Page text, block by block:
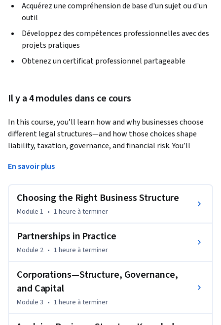
Acquérez une compréhension de base d'un sujet ou d'un
outil
Développez des compétences professionnelles avec des
projets pratiques
Obtenez un certificat professionnel partageable
Il y a 4 modules dans ce cours
In this course, you’ll learn how and why businesses choose
different legal structures—and how those choices shape
liability, taxation, governance, and financial risk. You’ll
proprietorships, partnerships, corporations, and limited
affects owners, investors, and advisors in real-world business
each business form, including ownership, authority, and
exposure to personal liability. From there, you’ll explore
through debt and equity. Throughout the course, you’ll apply
these concepts to realistic scenarios that mirror the kinds of
decisions accountants and business professionals face every
En savoir plus
Choosing the Right Business Structure
Module 1 • 1 heure à terminer
Partnerships in Practice
Module 2 • 1 heure à terminer
Corporations—Structure, Governance,
and Capital
Module 3 • 1 heure à terminer